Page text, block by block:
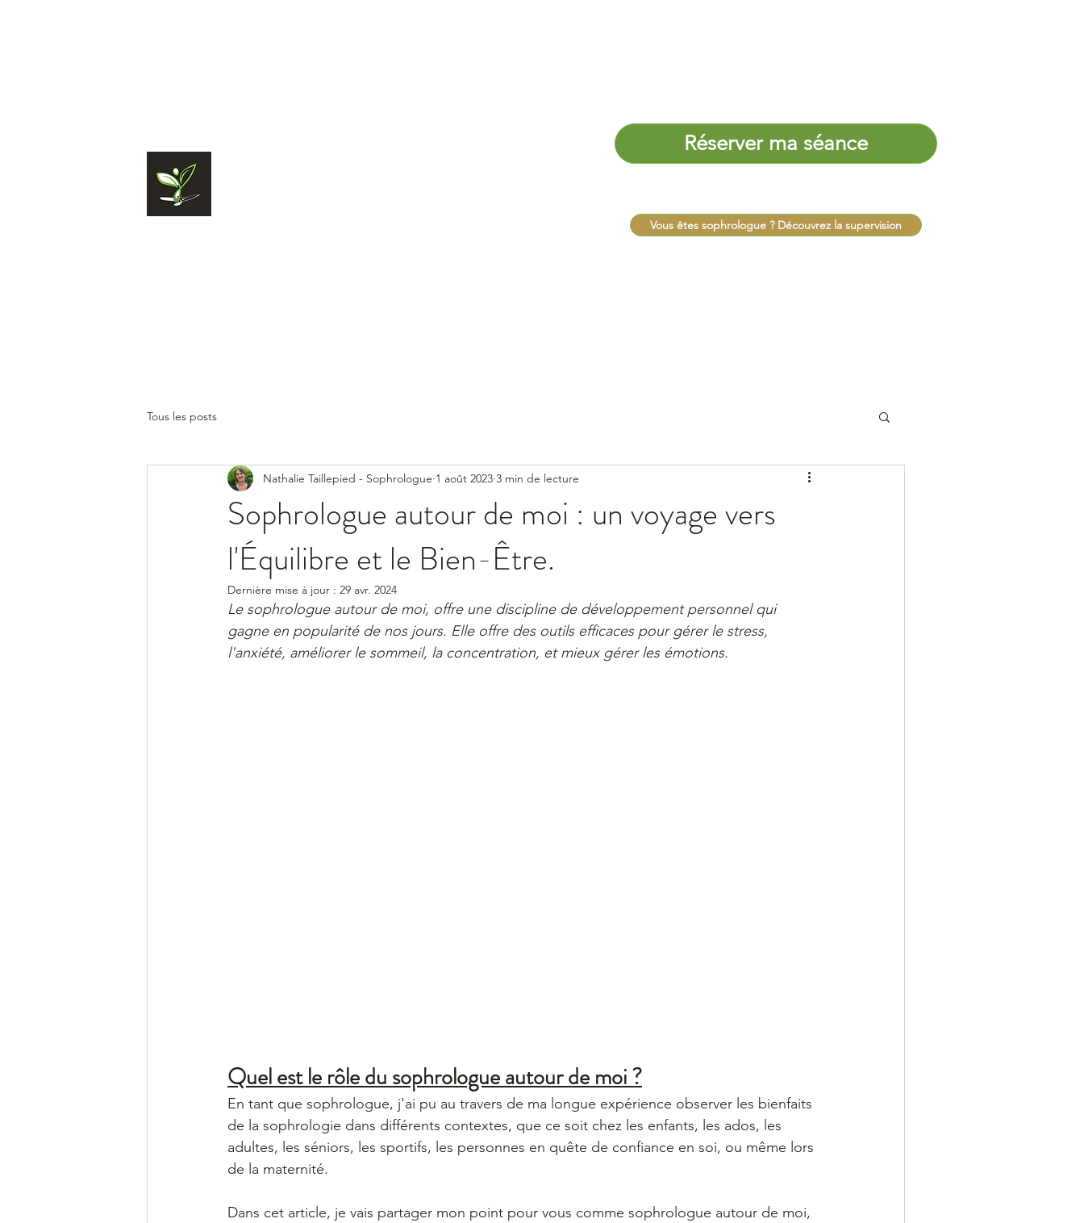
Réserver ma séance
Vous êtes sophrologue ? Découvrez la supervision
Tous les posts
Sophrologue autour de moi : un voyage vers
l'Équilibre et le Bien-Être.
Nathalie Taillepied - Sophrologue 1 août 2023 3 min de lecture
Dernière mise à jour : 29 avr. 2024
Le sophrologue autour de moi, offre une discipline de développement personnel qui
gagne en popularité de nos jours. Elle offre des outils efficaces pour gérer le stress,
l'anxiété, améliorer le sommeil, la concentration, et mieux gérer les émotions.
Quel est le rôle du sophrologue autour de moi ?
En tant que sophrologue, j'ai pu au travers de ma longue expérience observer les bienfaits
de la sophrologie dans différents contextes, que ce soit chez les enfants, les ados, les
adultes, les séniors, les sportifs, les personnes en quête de confiance en soi, ou même lors
de la maternité.
Dans cet article, je vais partager mon point pour vous comme sophrologue autour de moi,